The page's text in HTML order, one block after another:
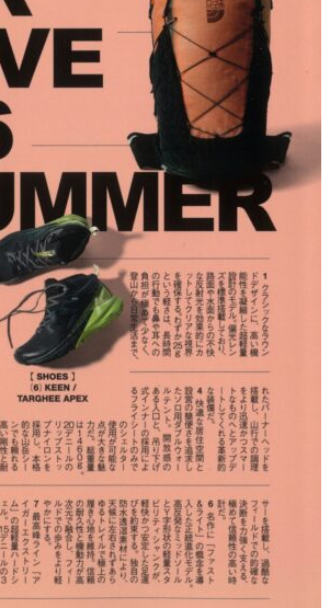
ONLINE
会員登録
法人様専用ペ
お知らせ
会社概要